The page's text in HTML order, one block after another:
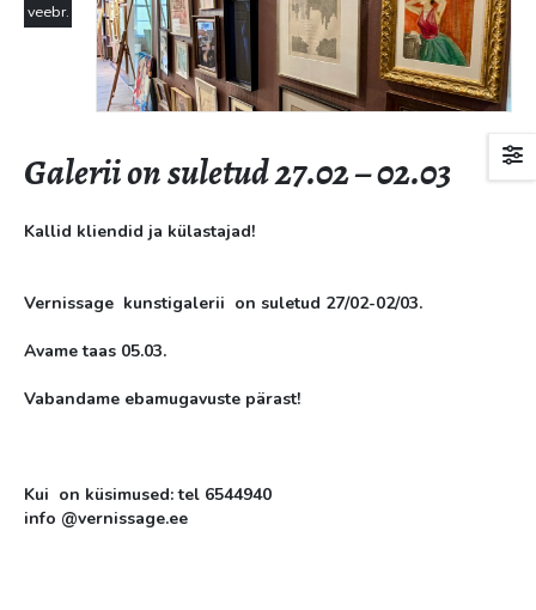
veebr.
Galerii on suletud 27.02 – 02.03
Kallid kliendid ja külastajad!
Vernissage kunstigalerii on suletud 27/02-02/03.
Avame taas 05.03.
Vabandame ebamugavuste pärast!
Kui on küsimused: tel 6544940
info @vernissage.ee